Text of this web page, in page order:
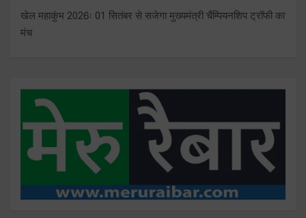
खेल महाकुंभ 2026ः 01 सितंबर से सजेगा मुख्यमंत्री चैंम्पियनशिप ट्रॉफी का
मंच